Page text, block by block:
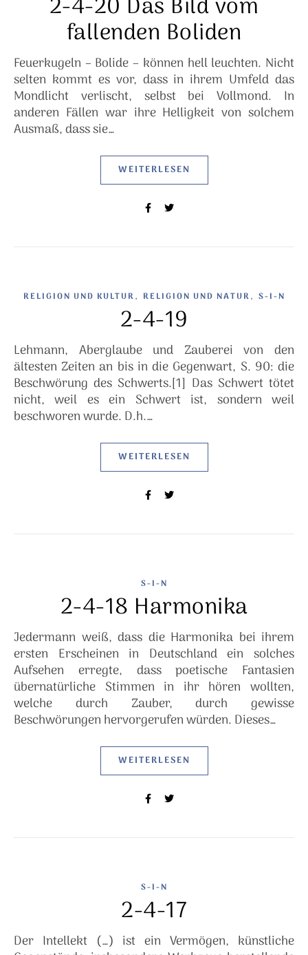
2-4-20 Das Bild vom
fallenden Boliden
Feuerkugeln – Bolide – können hell leuchten. Nicht
selten kommt es vor, dass in ihrem Umfeld das
Mondlicht verlischt, selbst bei Vollmond. In
anderen Fällen war ihre Helligkeit von solchem
Ausmaß, dass sie…
WEITERLESEN
RELIGION UND KULTUR, RELIGION UND NATUR, S-I-N
2-4-19
Lehmann, Aberglaube und Zauberei von den
ältesten Zeiten an bis in die Gegenwart, S. 90: die
Beschwörung des Schwerts.[1] Das Schwert tötet
nicht, weil es ein Schwert ist, sondern weil
beschworen wurde. D.h.…
WEITERLESEN
S-I-N
2-4-18 Harmonika
Jedermann weiß, dass die Harmonika bei ihrem
ersten Erscheinen in Deutschland ein solches
Aufsehen erregte, dass poetische Fantasien
übernatürliche Stimmen in ihr hören wollten,
welche durch Zauber, durch gewisse
Beschwörungen hervorgerufen würden. Dieses…
WEITERLESEN
S-I-N
2-4-17
Der Intellekt (…) ist ein Vermögen, künstliche